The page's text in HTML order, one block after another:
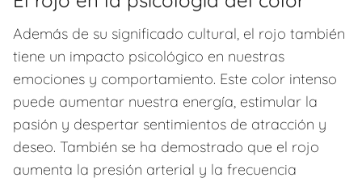
Además de su significado cultural, el rojo también
tiene un impacto psicológico en nuestras
emociones y comportamiento. Este color intenso
puede aumentar nuestra energía, estimular la
pasión y despertar sentimientos de atracción y
deseo. También se ha demostrado que el rojo
aumenta la presión arterial y la frecuencia